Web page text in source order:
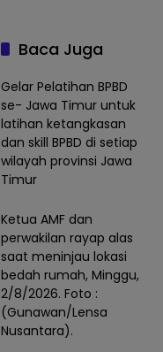
Baca Juga
Gelar Pelatihan BPBD
se- Jawa Timur untuk
latihan ketangkasan
dan skill BPBD di setiap
wilayah provinsi Jawa
Timur
Ketua AMF dan
perwakilan rayap alas
saat meninjau lokasi
bedah rumah, Minggu,
2/8/2026. Foto :
(Gunawan/Lensa
Nusantara).